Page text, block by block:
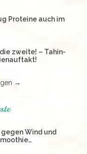
Proteine auch im
zweite! – Tahin-
→
Wind und